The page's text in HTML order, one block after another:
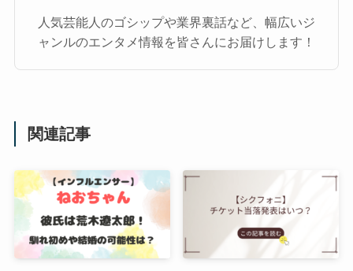
人気芸能人のゴシップや業界裏話など、幅広いジ
ャンルのエンタメ情報を皆さんにお届けします！
関連記事